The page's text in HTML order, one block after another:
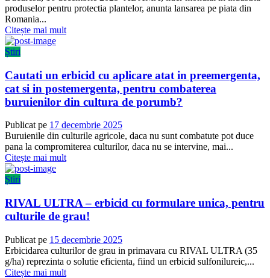
produselor pentru protectia plantelor, anunta lansarea pe piata din
Romania...
Citește mai mult
Știri
Cautati un erbicid cu aplicare atat in preemergenta,
cat si in postemergenta, pentru combaterea
buruienilor din cultura de porumb?
Publicat pe 17 decembrie 2025
Buruienile din culturile agricole, daca nu sunt combatute pot duce
pana la compromiterea culturilor, daca nu se intervine, mai...
Citește mai mult
Știri
RIVAL ULTRA – erbicid cu formulare unica, pentru
culturile de grau!
Publicat pe 15 decembrie 2025
Erbicidarea culturilor de grau in primavara cu RIVAL ULTRA (35
g/ha) reprezinta o solutie eficienta, fiind un erbicid sulfonilureic,...
Citește mai mult